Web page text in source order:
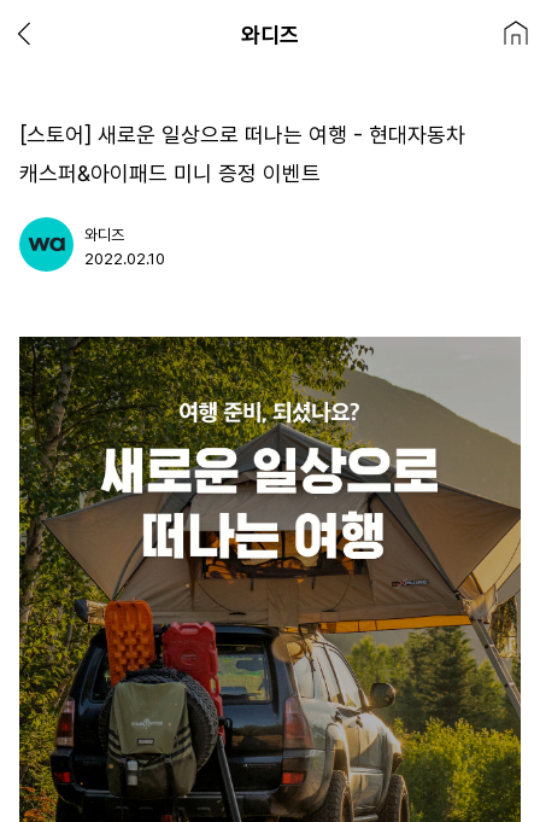
와디즈
[스토어] 새로운 일상으로 떠나는 여행 - 현대자동차
캐스퍼&아이패드 미니 증정 이벤트
와디즈
2022.02.10